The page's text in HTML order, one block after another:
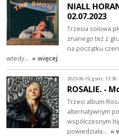
NIALL
02.07.2023
Trzecia solowa
znanego też z
na początku
wtedy… » więcej
2023-06-19, godz. 13:36
ROSALIE. -
Trzeci album
alternatywnym
współczesnym
powiedziała… »